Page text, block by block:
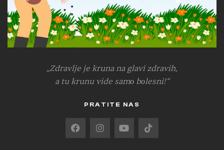
„Zdravlje je kruna na glavi zdravih,
a tu krunu vide samо bоlesni!“
PRATITE NAS